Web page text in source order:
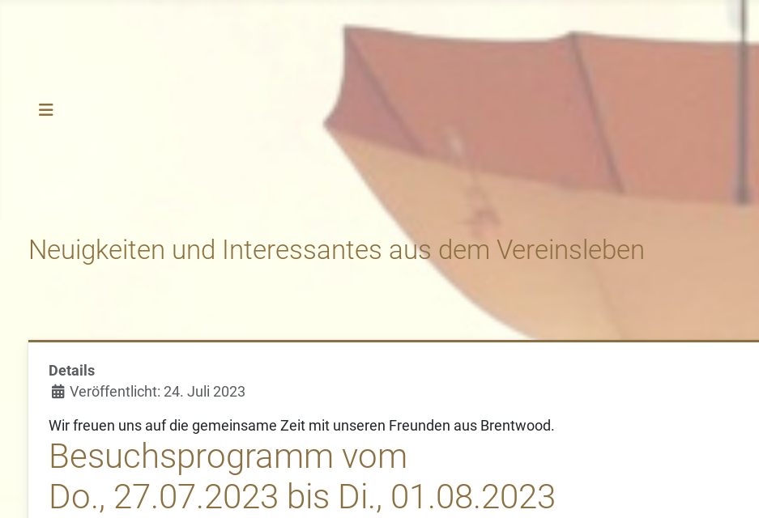
Neuigkeiten und Interessantes aus dem Vereinsleben
Details
Veröffentlicht: 24. Juli 2023
Wir freuen uns auf die gemeinsame Zeit mit unseren Freunden aus Brentwood.
Besuchsprogramm vom
Do., 27.07.2023 bis Di., 01.08.2023